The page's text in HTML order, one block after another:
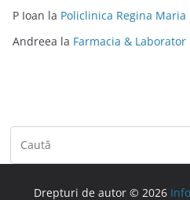
P Ioan la Policlinica Regina Maria
Andreea la Farmacia & Laborator
Drepturi de autor © 2026